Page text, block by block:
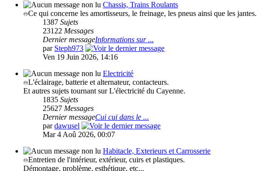
Chassis, Trains Roulants
Ce qui concerne les amortisseurs, le freinage, les pneus ainsi que les jantes.
1387 Sujets
23122 Messages
Dernier messageInformations sur ...
par Steph973
Ven 19 Juin 2026, 14:16
Electricité
L'éclairage, batterie et alternateur, contacteurs.
Et autres sujets tournant sur L'électricité du Cayenne.
1835 Sujets
25627 Messages
Dernier messageCui cui dans le ...
pardawusel
Mar 4 Aoû 2026, 00:07
Habitacle, Exterieurs et Carrosserie
Entretien de l'intérieur, extérieur, cuirs et plastiques.
Démontage, problème, esthétique, etc...